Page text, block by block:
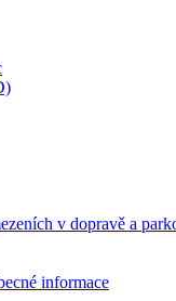
v dopravě a
informace